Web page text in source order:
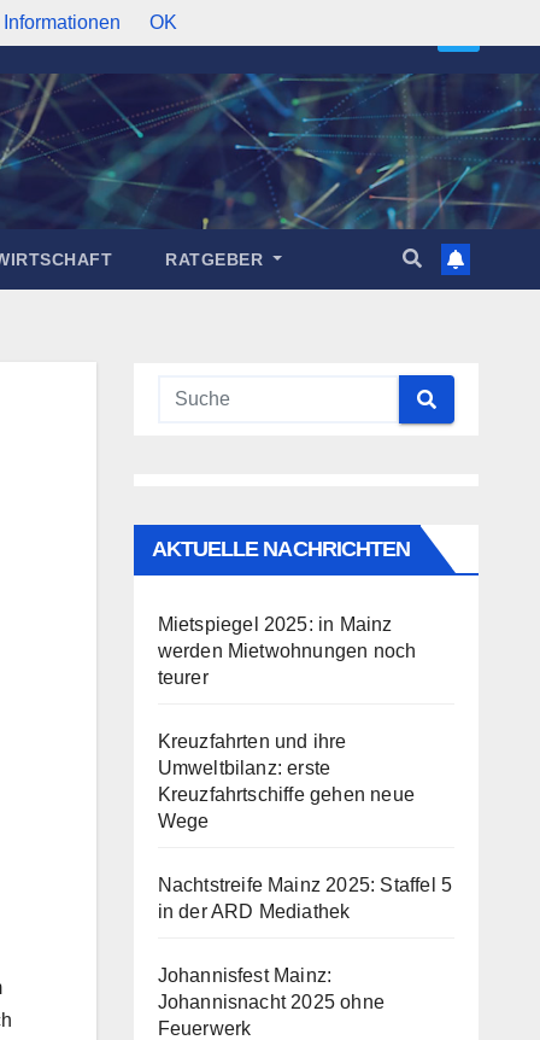
RATGEBER
AKTUELLE NACHRICHTEN
Mietspiegel 2025: in Mainz
werden Mietwohnungen noch
teurer
Kreuzfahrten und ihre
Umweltbilanz: erste
Kreuzfahrtschiffe gehen neue
Wege
Nachtstreife Mainz 2025: Staffel 5
in der ARD Mediathek
Johannisfest Mainz:
Johannisnacht 2025 ohne
Feuerwerk
OK